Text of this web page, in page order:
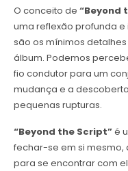
O conceito de “Beyond
uma reflexão profunda
são os mínimos
álbum. Podemos
fio condutor para um
mudança e a
pequenas rupturas.
“Beyond the Script”é
fechar-se em si mesmo,
para se encontrar com